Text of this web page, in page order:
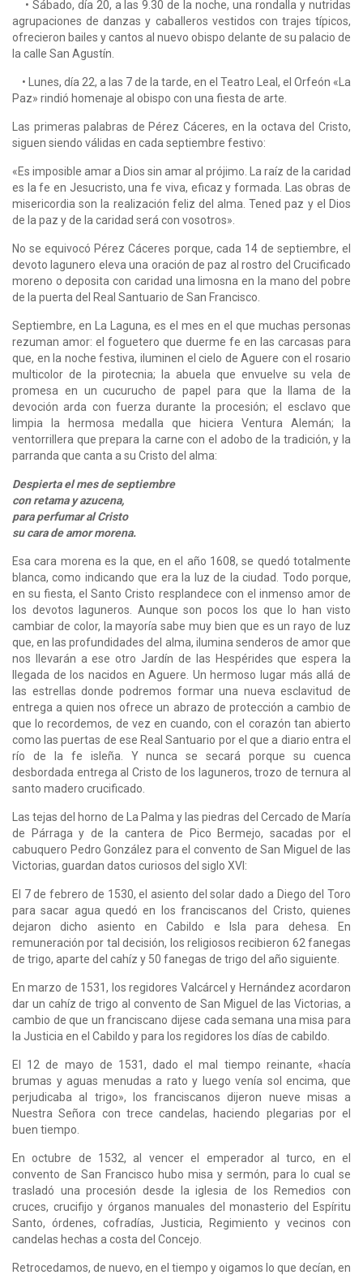
• Sábado, día 20, a las 9.30 de la noche, una rondalla y nutridas
agrupaciones de danzas y caballeros vestidos con trajes típicos,
ofrecieron bailes y cantos al nuevo obispo delante de su palacio de
la calle San Agustín.
• Lunes, día 22, a las 7 de la tarde, en el Teatro Leal, el Orfeón «La
Paz» rindió homenaje al obispo con una fiesta de arte.
Las primeras palabras de Pérez Cáceres, en la octava del Cristo,
siguen siendo válidas en ca­da septiembre festivo:
«Es imposible amar a Dios sin amar al prójimo. La raíz de la caridad
es la fe en Jesucristo, una fe viva, eficaz y formada. Las obras de
misericordia son la realización feliz del alma. Tened paz y el Dios
de la paz y de la caridad será con vosotros».
No se equivocó Pérez Cáceres porque, cada 14 de septiembre, el
devoto lagunero eleva una oración de paz al rostro del Crucificado
moreno o deposita con caridad una limosna en la ma­no del pobre
de la puerta del Real Santuario de San Francisco.
Septiembre, en La Laguna, es el mes en el que muchas personas
rezuman amor: el foguetero que duerme fe en las carcasas para
que, en la noche festiva, iluminen el cielo de Aguere con el rosario
multicolor de la pirotecnia; la abuela que envuelve su vela de
promesa en un cucuru­cho de papel para que la llama de la
devoción arda con fuerza durante la procesión; el escla­vo que
limpia la hermosa medalla que hiciera Ventura Alemán; la
ventorrillera que prepara la carne con el adobo de la tradición, y la
parranda que canta a su Cristo del alma:
Despierta el mes de septiembre
con retama y azucena,
para perfumar al Cristo
su cara de amor morena.
Esa cara morena es la que, en el año 1608, se quedó totalmente
blanca, como indicando que era la luz de la ciudad. Todo porque,
en su fiesta, el Santo Cristo resplandece con el inmen­so amor de
los devotos laguneros. Aunque son pocos los que lo han visto
cambiar de color, la mayoría sabe muy bien que es un rayo de luz
que, en las profundidades del alma, ilumina sen­deros de amor que
nos llevarán a ese otro Jardín de las Hespérides que espera la
llegada de los nacidos en Aguere. Un hermoso lugar más allá de
las estrellas donde podremos formar una nueva esclavitud de
entrega a quien nos ofrece un abrazo de protección a cambio de
que lo recordemos, de vez en cuando, con el corazón tan abierto
como las puertas de ese Real Santuario por el que a diario entra el
río de la fe isleña. Y nunca se secará porque su cuenca
desbordada entrega al Cristo de los laguneros, trozo de ternura al
santo madero crucificado.
Las tejas del horno de La Palma y las piedras del Cercado de María
de Párraga y de la cante­ra de Pico Bermejo, sacadas por el
cabuquero Pedro González para el convento de San Miguel de las
Victorias, guardan datos curiosos del siglo XVI:
El 7 de febrero de 1530, el asiento del solar dado a Diego del Toro
para sacar agua quedó en los franciscanos del Cristo, quienes
dejaron dicho asiento en Cabildo e Isla para dehesa. En
remuneración por tal decisión, los religiosos recibieron 62 fanegas
de trigo, aparte del cahíz y 50 fanegas de trigo del año siguiente.
En marzo de 1531, los regidores Valcárcel y Hernández acordaron
dar un cahíz de trigo al convento de San Miguel de las Victorias, a
cambio de que un franciscano dijese cada semana una misa para
la Justicia en el Cabildo y para los regidores los días de cabildo.
El 12 de mayo de 1531, dado el mal tiempo reinante, «hacía
brumas y aguas menudas a rato y luego venía sol encima, que
perjudicaba al trigo», los franciscanos dijeron nueve misas a
Nuestra Señora con trece candelas, haciendo plegarias por el
buen tiempo.
En octubre de 1532, al vencer el emperador al turco, en el
convento de San Francisco hubo misa y sermón, para lo cual se
trasladó una procesión desde la iglesia de los Remedios con
cruces, crucifijo y órganos manuales del monasterio del Espíritu
Santo, órdenes, cofradías, Justi­cia, Regimiento y vecinos con
candelas hechas a costa del Concejo.
Retrocedamos, de nuevo, en el tiempo y oigamos lo que decían, en